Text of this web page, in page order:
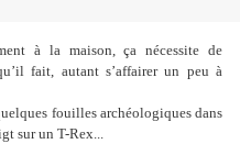
à la maison, ça nécessite de
fait, autant s’affairer un peu à
fouilles archéologiques dans
sur un T-Rex...